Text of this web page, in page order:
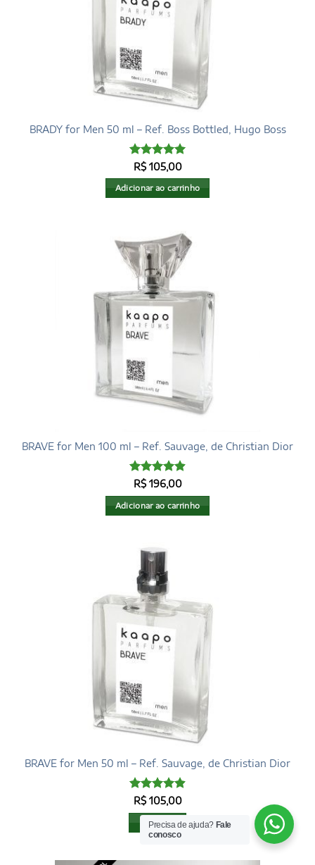
BRADY for Men 50 ml – Ref. Boss Bottled, Hugo Boss
Avaliação5
de 5
R$105,00
Adicionar ao carrinho
BRAVE for Men 100 ml – Ref. Sauvage, de Christian Dior
Avaliação
4.93de 5
R$196,00
Adicionar ao carrinho
BRAVE for Men 50 ml – Ref. Sauvage, de Christian Dior
Avaliação
4.93de 5
R$105,00
Leia mais
Precisa de ajuda? Fale
conosco